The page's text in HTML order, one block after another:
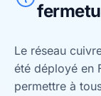
Le réseau
été déployé en
permettre à